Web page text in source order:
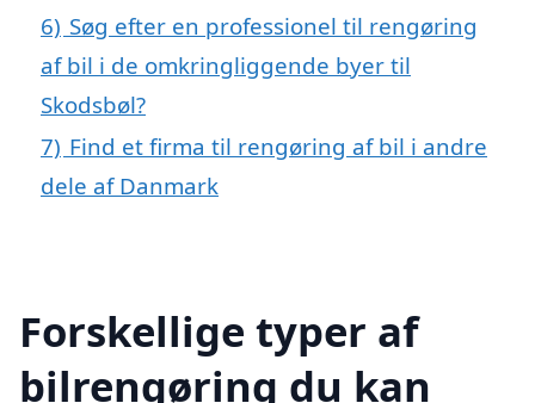
6) Søg efter en professionel til rengøring
af bil i de omkringliggende byer til
Skodsbøl?
7) Find et firma til rengøring af bil i andre
dele af Danmark
Forskellige typer af
bilrengøring du kan